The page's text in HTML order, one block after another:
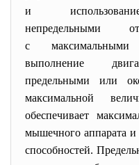
и
непредельными
с максимальными
выполнение
предельными или
максимальной
обеспечивает
мышечного аппарата
способностей.